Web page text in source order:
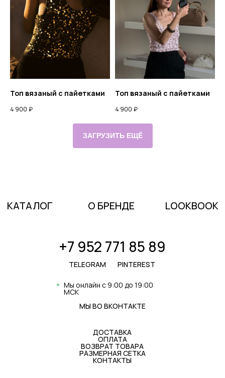
Топ вязаный c пайетками
4 900 ₽
Топ вязаный c пайетками
4 900 ₽
ЗАГРУЗИТЬ ЕЩЁ